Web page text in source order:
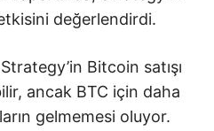
etkisini değerlendirdi.
Bitcoin satışı
ancak BTC için daha
gelmemesi oluyor.